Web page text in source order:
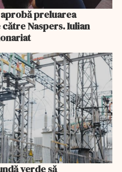
preluarea
Naspers. Iulian
verde să